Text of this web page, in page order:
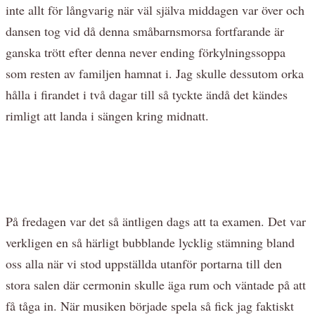
inte allt för långvarig när väl själva middagen var över och
dansen tog vid då denna småbarnsmorsa fortfarande är
ganska trött efter denna never ending förkylningssoppa
som resten av familjen hamnat i. Jag skulle dessutom orka
hålla i firandet i två dagar till så tyckte ändå det kändes
rimligt att landa i sängen kring midnatt.
På fredagen var det så äntligen dags att ta examen. Det var
verkligen en så härligt bubblande lycklig stämning bland
oss alla när vi stod uppställda utanför portarna till den
stora salen där cermonin skulle äga rum och väntade på att
få tåga in. När musiken började spela så fick jag faktiskt